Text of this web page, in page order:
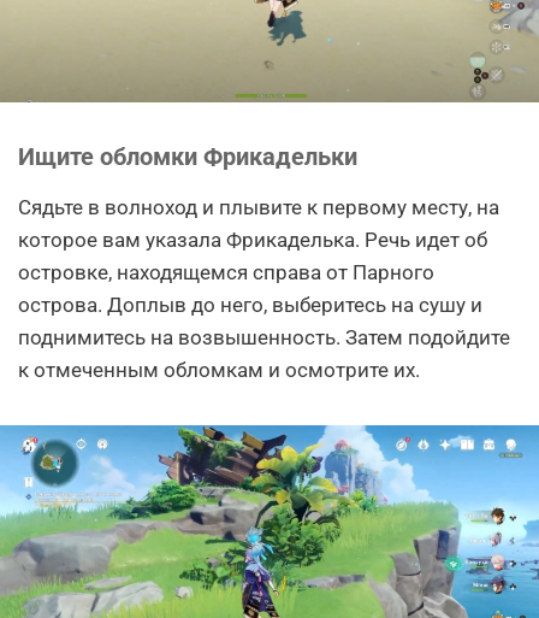
Ищите обломки Фрикадельки
Сядьте в волноход и плывите к первому месту, на
которое вам указала Фрикаделька. Речь идет об
островке, находящемся справа от Парного
острова. Доплыв до него, выберитесь на сушу и
поднимитесь на возвышенность. Затем подойдите
к отмеченным обломкам и осмотрите их.